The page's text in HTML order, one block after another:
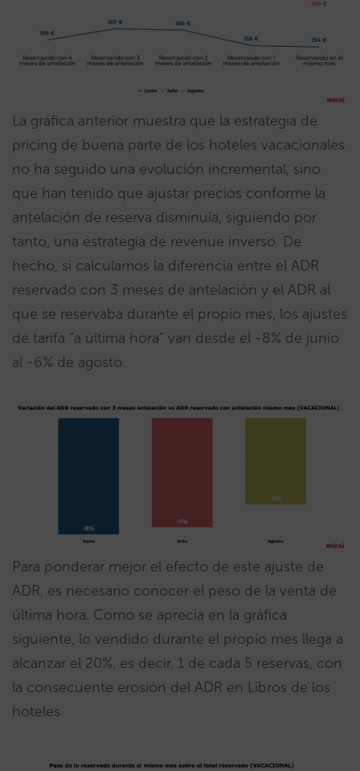
La gráfica anterior muestra que la estrategia de
pricing de buena parte de los hoteles vacacionales
no ha seguido una evolución incremental, sino
que han tenido que ajustar precios conforme la
antelación de reserva disminuía, siguiendo por
tanto, una estrategia de revenue inverso. De
hecho, si calculamos la diferencia entre el ADR
reservado con 3 meses de antelación y el ADR al
que se reservaba durante el propio mes, los ajustes
de tarifa “a última hora” van desde el -8% de junio
al -6% de agosto.
Para ponderar mejor el efecto de este ajuste de
ADR, es necesario conocer el peso de la venta de
última hora. Como se aprecia en la gráfica
siguiente, lo vendido durante el propio mes llega a
alcanzar el 20%, es decir, 1 de cada 5 reservas, con
la consecuente erosión del ADR en Libros de los
hoteles.